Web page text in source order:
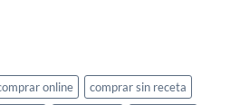
femenina
online
comprar sin receta